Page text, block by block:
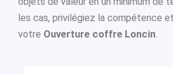
les cas, privilégiez la compétence
votre Ouverture coffre Loncin.